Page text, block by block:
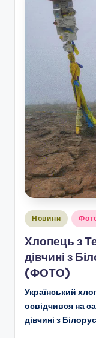
Опубліковано
Новини
Хлопець з
дівчині з
(ФОТО)
Український
освідчився на
дівчині з